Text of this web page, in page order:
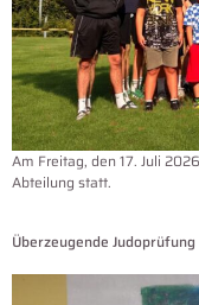
Am Freitag, den 17. Juli
Abteilung statt.
Überzeugende Judoprüfung